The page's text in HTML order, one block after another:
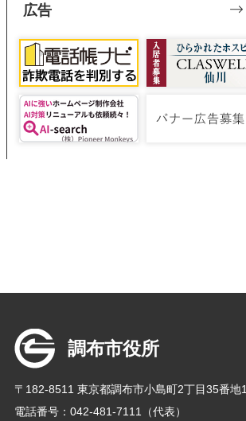
広告
調布市役所
〒182-8511 東京都調布市小島町2丁目35番地1
電話番号：042-481-7111（代表）